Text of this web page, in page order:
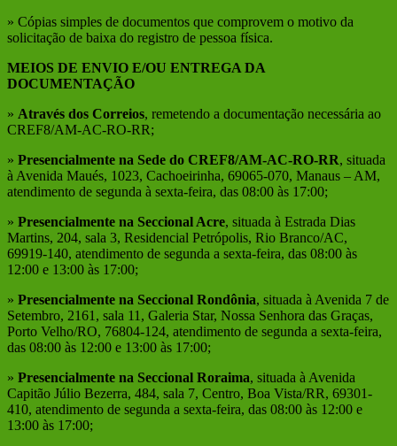
» Cópias simples de documentos que comprovem o motivo da
solicitação de baixa do registro de pessoa física.
MEIOS DE ENVIO E/OU ENTREGA DA
DOCUMENTAÇÃO
» Através dos Correios, remetendo a documentação necessária ao
CREF8/AM-AC-RO-RR;
» Presencialmente na Sede do CREF8/AM-AC-RO-RR, situada
à Avenida Maués, 1023, Cachoeirinha, 69065-070, Manaus – AM,
atendimento de segunda à sexta-feira, das 08:00 às 17:00;
» Presencialmente na Seccional Acre, situada à Estrada Dias
Martins, 204, sala 3, Residencial Petrópolis, Rio Branco/AC,
69919-140, atendimento de segunda a sexta-feira, das 08:00 às
12:00 e 13:00 às 17:00;
» Presencialmente na Seccional Rondônia, situada à Avenida 7 de
Setembro, 2161, sala 11, Galeria Star, Nossa Senhora das Graças,
Porto Velho/RO, 76804-124, atendimento de segunda a sexta-feira,
das 08:00 às 12:00 e 13:00 às 17:00;
» Presencialmente na Seccional Roraima, situada à Avenida
Capitão Júlio Bezerra, 484, sala 7, Centro, Boa Vista/RR, 69301-
410, atendimento de segunda a sexta-feira, das 08:00 às 12:00 e
13:00 às 17:00;